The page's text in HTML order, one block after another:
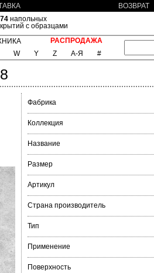
ВОЗВРАТ
напольных
с образцами
РАСПРОДАЖА
W Y Z А-Я #
Фабрика
Коллекция
Название
Размер
Артикул
Страна производитель
Тип
Применение
Поверхность